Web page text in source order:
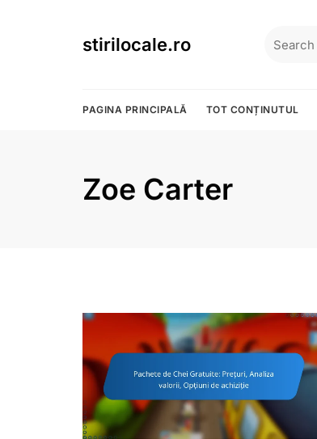
stirilocale.ro
for:
PAGINA PRINCIPALĂ TOT CONȚINUTUL
Zoe Carter